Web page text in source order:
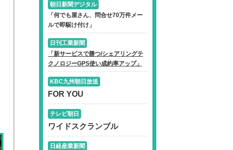
朝日新聞デジタル
「何でも屋さん、問合せ70万件メー
ルで即駆け付け」
日刊工業新聞
「新サービスで勝つ/シェアリングテ
クノロジーGPS使い成約率アップ」
KBC九州朝日放送
FOR YOU
テレビ朝日
ワイドスクランブル
日経産業新聞